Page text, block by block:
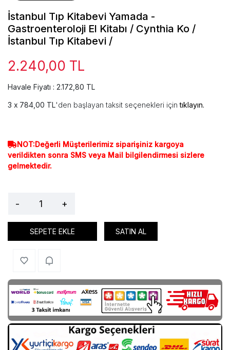
İstanbul Tıp Kitabevi Yamada -
Gastroenteroloji El Kitabı / Cynthia Ko /
İstanbul Tıp Kitabevi /
2.240,00 TL
Havale Fiyatı : 2.172,80 TL
784,00 TL'den başlayan taksit seçenekleri içintıklayın.
NOT:Değerli Müşterilerimiz siparişiniz kargoya
verildikten sonra SMS veya Mail bilgilendirmesi sizlere
gelmektedir.
- +
SEPETE EKLE SATIN AL